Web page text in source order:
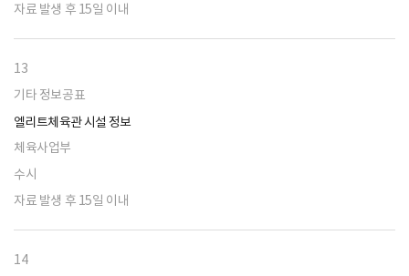
자료 발생 후 15일 이내
13
기타 정보공표
엘리트체육관 시설 정보
체육사업부
수시
자료 발생 후 15일 이내
14